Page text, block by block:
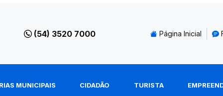
(54) 3520 7000 Página Inicial
MUNICIPAIS CIDADÃO TURISTA